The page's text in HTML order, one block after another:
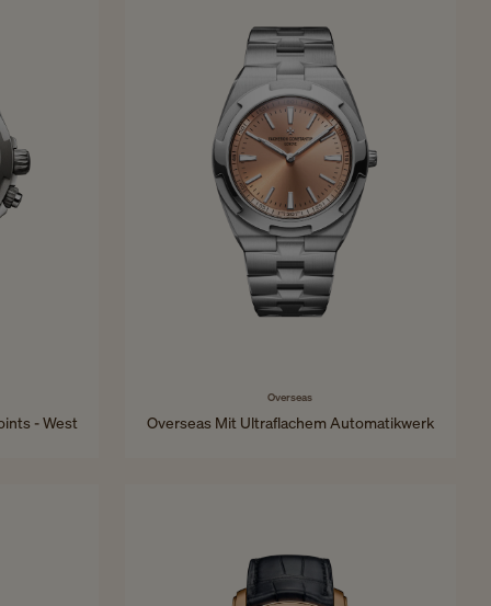
- West
Overseas
Overseas Mit Ultraflachem Automatikwerk